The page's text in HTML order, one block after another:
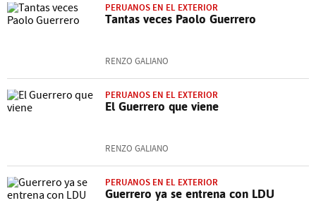
PERUANOS EN EL EXTERIOR
Tantas veces Paolo Guerrero
RENZO GALIANO
PERUANOS EN EL EXTERIOR
El Guerrero que viene
RENZO GALIANO
PERUANOS EN EL EXTERIOR
Guerrero ya se entrena con LDU